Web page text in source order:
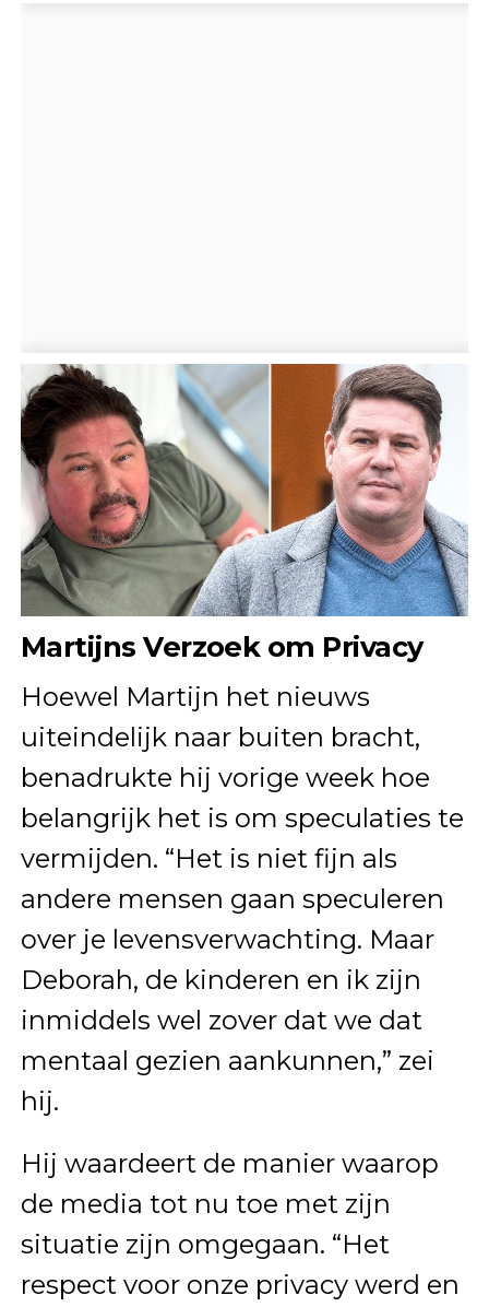
Martijns Verzoek om Privacy
Hoewel Martijn het nieuws
uiteindelijk naar buiten bracht,
benadrukte hij vorige week hoe
belangrijk het is om speculaties te
vermijden. “Het is niet fijn als
andere mensen gaan speculeren
over je levensverwachting. Maar
Deborah, de kinderen en ik zijn
inmiddels wel zover dat we dat
mentaal gezien aankunnen,” zei
hij.
Hij waardeert de manier waarop
de media tot nu toe met zijn
situatie zijn omgegaan. “Het
respect voor onze privacy werd en